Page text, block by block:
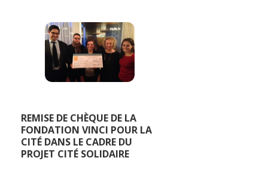
REMISE DE CHÈQUE DE LA
FONDATION VINCI POUR LA
CITÉ DANS LE CADRE DU
PROJET CITÉ SOLIDAIRE